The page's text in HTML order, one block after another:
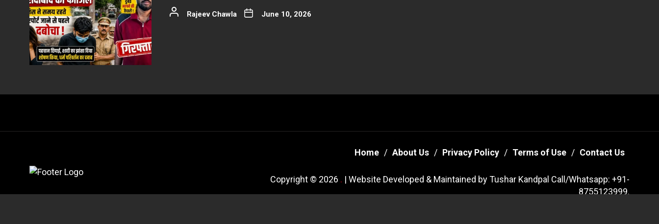
Rajeev Chawla June 10, 2026
Home About Us Privacy Policy Terms of Use Contact Us
Copyright © 2026 . | Website Developed & Maintained by Tushar Kandpal Call/Whatsapp: +91-
8755123999.